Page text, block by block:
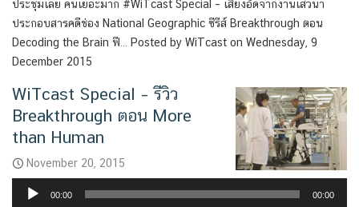
ประชุมเลย คนเยอะมาก #WiTcast Special – เสียงอัดจากงานเสวนา
ประกอบสารคดีช่อง National Geographic ซีรีส์ Breakthrough ตอน
Decoding the Brain ฟี… Posted by WiTcast on Wednesday, 9
December 2015
WiTcast Special – รีวิว
Breakthrough ตอน More
than Human
November 20, 2015
Audio
Player
00:00 00:00